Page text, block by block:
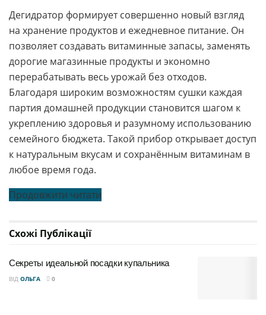
Дегидратор формирует совершенно новый взгляд
на хранение продуктов и ежедневное питание. Он
позволяет создавать витаминные запасы, заменять
дорогие магазинные продукты и экономно
перерабатывать весь урожай без отходов.
Благодаря широким возможностям сушки каждая
партия домашней продукции становится шагом к
укреплению здоровья и разумному использованию
семейного бюджета. Такой прибор открывает доступ
к натуральным вкусам и сохранённым витаминам в
любое время года.
Продовжити читати
Схожі Публікації
Секреты идеальной посадки купальника
ВІД ОЛЬГА 0